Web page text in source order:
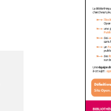
Archive ouverte
10:15 – 10:45, En
02.12.2026
Stand out and
10:15 – 11:00,
03.12.2026
3 choses à savoir